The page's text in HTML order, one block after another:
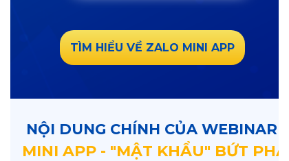
TÌM HIỂU VỀ ZALO MINI APP
NỘI DUNG CHÍNH CỦA WEBINAR
MINI APP - "MẬT KHẨU" BỨT PHÁ